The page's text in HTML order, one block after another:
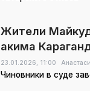
Жители
акима
23.01.2026, 11:00
Чиновники в суде